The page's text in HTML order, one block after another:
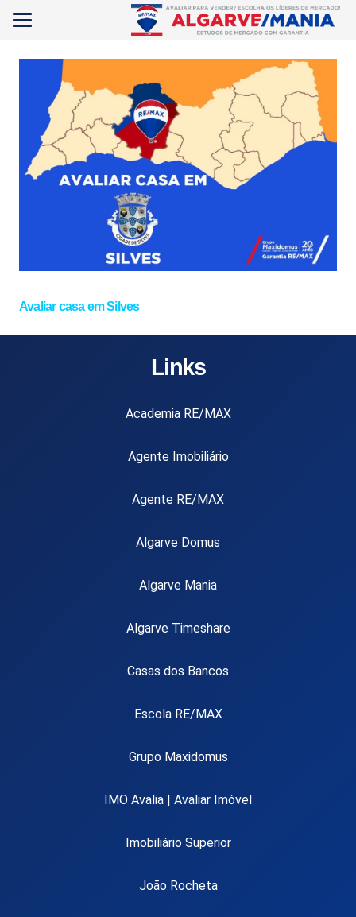
Avaliar casa em Silves
Links
Academia RE/MAX
Agente Imobiliário
Agente RE/MAX
Algarve Domus
Algarve Mania
Algarve Timeshare
Casas dos Bancos
Escola RE/MAX
Grupo Maxidomus
IMO Avalia | Avaliar Imóvel
Imobiliário Superior
João Rocheta